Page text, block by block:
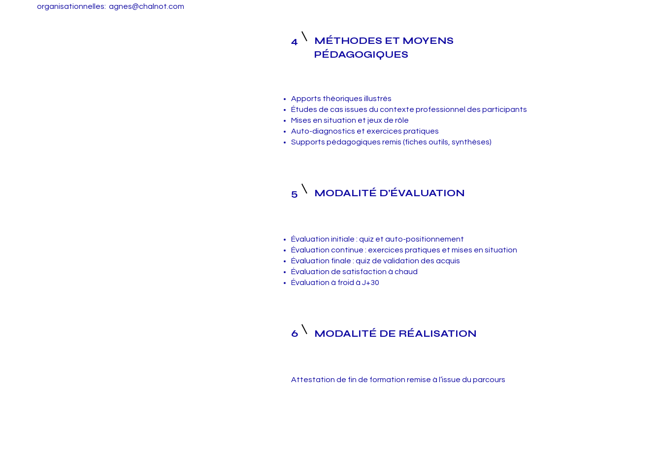
organisationnelles: agnes@chalnot.com
4
MÉTHODES ET MOYENS
PÉDAGOGIQUES
Apports théoriques illustrés
Études de cas issues du contexte professionnel des participants
Mises en situation et jeux de rôle
Auto-diagnostics et exercices pratiques
Supports pédagogiques remis (fiches outils, synthèses)
5 MODALITÉ D’ÉVALUATION
Évaluation initiale : quiz et auto-positionnement
Évaluation continue : exercices pratiques et mises en situation
Évaluation finale : quiz de validation des acquis
Évaluation de satisfaction à chaud
Évaluation à froid à J+30
6 MODALITÉ DE RÉALISATION
Attestation de fin de formation remise à l’issue du parcours